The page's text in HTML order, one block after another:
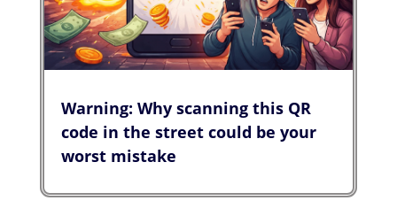
Warning: Why scanning this QR
code in the street could be your
worst mistake